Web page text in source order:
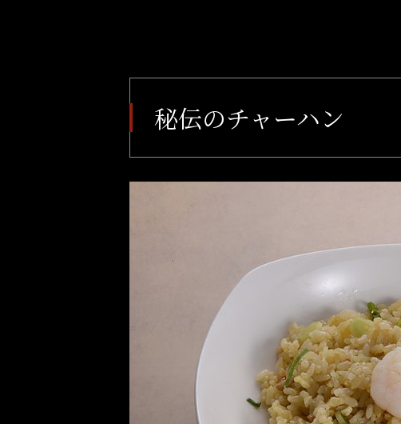
秘伝のチャーハン